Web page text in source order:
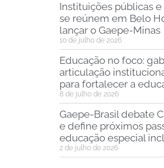
Instituições públicas
se reúnem em Belo
lançar o Gaepe-Minas
10 de julho de 2026
Educação no foco:
articulação
para fortalecer a
8 de julho de 2026
Gaepe-Brasil debate
e define próximos
educação especial
2 de julho de 2026